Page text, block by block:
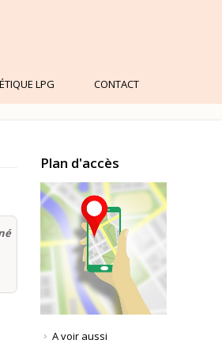
LPG CONTACT
Plan d'accès
A voir aussi